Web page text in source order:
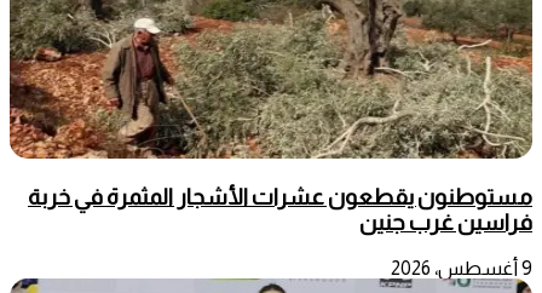
مستوطنون يقطعون عشرات الأشجار المثمرة في خربة
فراسين غرب جنين
9 أغسطس، 2026